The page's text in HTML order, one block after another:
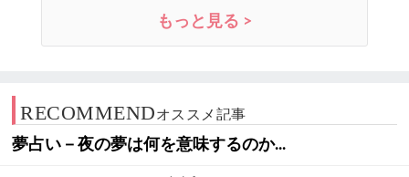
もっと見る >
RECOMMENDオススメ記事
夢占い－夜の夢は何を意味するのか...